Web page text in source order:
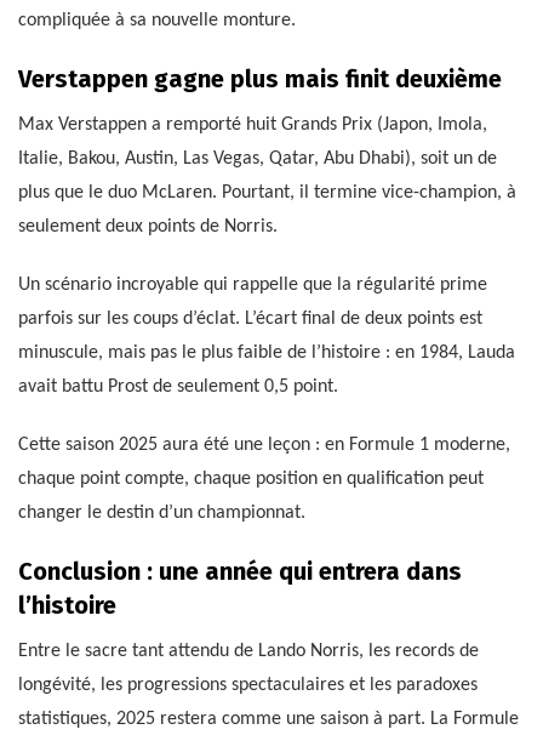
compliquée à sa nouvelle monture.
Verstappen gagne plus mais finit deuxième
Max Verstappen a remporté huit Grands Prix (Japon, Imola,
Italie, Bakou, Austin, Las Vegas, Qatar, Abu Dhabi), soit un de
plus que le duo McLaren. Pourtant, il termine vice-champion, à
seulement deux points de Norris.
Un scénario incroyable qui rappelle que la régularité prime
parfois sur les coups d’éclat. L’écart final de deux points est
minuscule, mais pas le plus faible de l’histoire : en 1984, Lauda
avait battu Prost de seulement 0,5 point.
Cette saison 2025 aura été une leçon : en Formule 1 moderne,
chaque point compte, chaque position en qualification peut
changer le destin d’un championnat.
Conclusion : une année qui entrera dans
l’histoire
Entre le sacre tant attendu de Lando Norris, les records de
longévité, les progressions spectaculaires et les paradoxes
statistiques, 2025 restera comme une saison à part. La Formule